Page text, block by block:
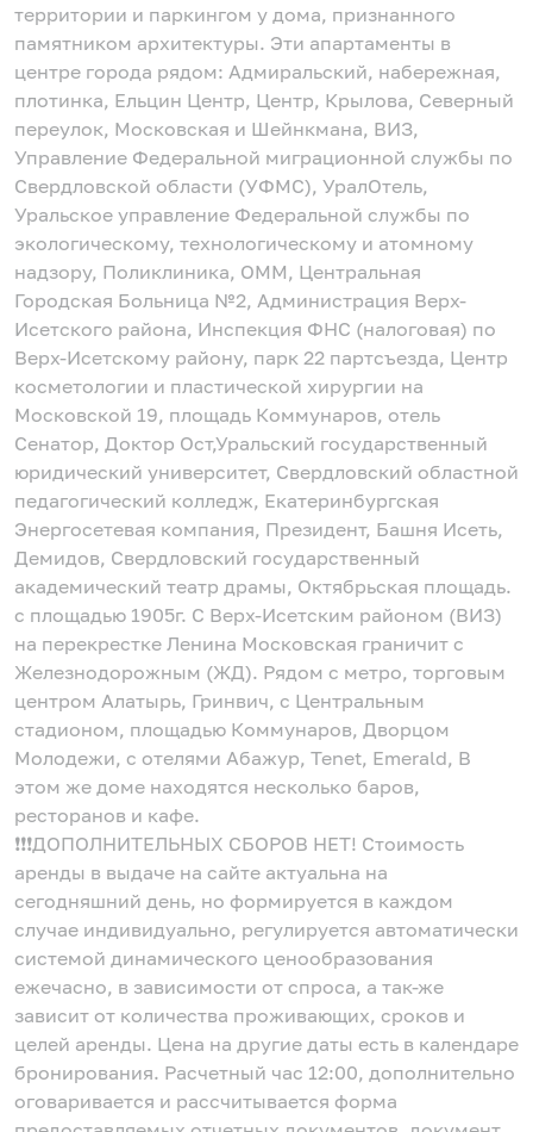
территории и паркингом у дома, признанного
памятником архитектуры. Эти апартаменты в
центре города рядом: Адмиральский, набережная,
плотинка, Ельцин Центр, Центр, Крылова, Северный
переулок, Московская и Шейнкмана, ВИЗ,
Управление Федеральной миграционной службы по
Свердловской области (УФМС), УралОтель,
Уральское управление Федеральной службы по
экологическому, технологическому и атомному
надзору, Поликлиника, ОММ, Центральная
Городская Больница №2, Администрация Верх-
Исетского района, Инспекция ФНС (налоговая) по
Верх-Исетскому району, парк 22 партсъезда, Центр
косметологии и пластической хирургии на
Московской 19, площадь Коммунаров, отель
Сенатор, Доктор Ост,Уральский государственный
юридический университет, Свердловский областной
педагогический колледж, Екатеринбургская
Энергосетевая компания, Президент, Башня Исеть,
Демидов, Свердловский государственный
академический театр драмы, Октябрьская площадь.
с площадью 1905г. С Верх-Исетским районом (ВИЗ)
на перекрестке Ленина Московская граничит с
Железнодорожным (ЖД). Рядом с метро, торговым
центром Алатырь, Гринвич, с Центральным
стадионом, площадью Коммунаров, Дворцом
Молодежи, с отелями Абажур, Tenet, Emerald, В
этом же доме находятся несколько баров,
ресторанов и кафе.
❗️❗️❗️ДОПОЛНИТЕЛЬНЫХ СБОРОВ НЕТ! Стоимость
аренды в выдаче на сайте актуальна на
сегодняшний день, но формируется в каждом
случае индивидуально, регулируется автоматически
системой динамического ценообразования
ежечасно, в зависимости от спроса, а так-же
зависит от количества проживающих, сроков и
целей аренды. Цена на другие даты есть в календаре
бронирования. Расчетный час 12:00, дополнительно
оговаривается и рассчитывается форма